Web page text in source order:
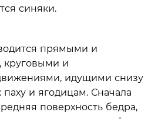
синяки.
прямыми и
круговыми и
идущими снизу
паху и ягодицам. Сначала
поверхность бедра,